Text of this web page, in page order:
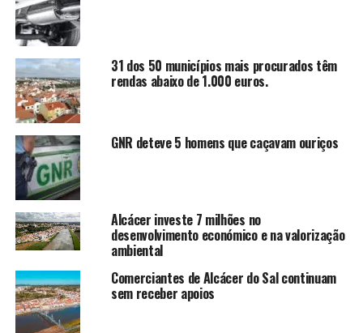
31 dos 50 municípios mais procurados têm
rendas abaixo de 1.000 euros.
GNR deteve 5 homens que caçavam ouriços
Alcácer investe 7 milhões no
desenvolvimento económico e na valorização
ambiental
Comerciantes de Alcácer do Sal continuam
sem receber apoios